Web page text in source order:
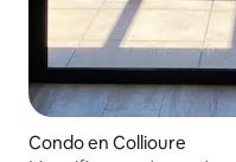
Condo en Collioure